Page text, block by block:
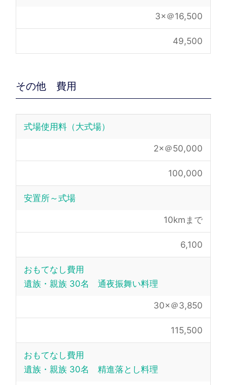
3×＠16,500
49,500
その他 費用
式場使用料（大式場）
2×＠50,000
100,000
安置所～式場
10kmまで
6,100
おもてなし費用
遺族・親族 30名 通夜振舞い料理
30×＠3,850
115,500
おもてなし費用
遺族・親族 30名 精進落とし料理